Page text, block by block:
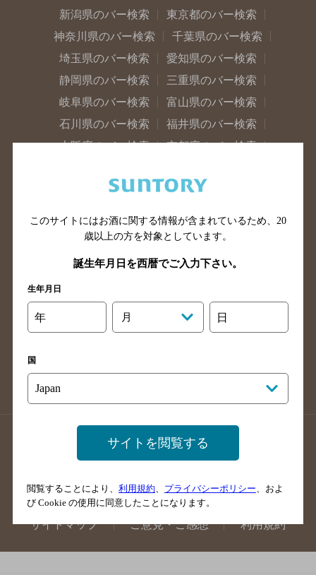
新潟県のバー検索
東京都のバー検索
神奈川県のバー検索
千葉県のバー検索
埼玉県のバー検索
愛知県のバー検索
静岡県のバー検索
三重県のバー検索
岐阜県のバー検索
富山県のバー検索
石川県のバー検索
福井県のバー検索
大阪府のバー検索
京都府のバー検索
滋賀県のバー検索
和歌山県のバー検索
山口県のバー検索
鳥取県のバー検索
島根県のバー検索
徳島県のバー検索
高知県のバー検索
福岡県のバー検索
長崎県のバー検索
佐賀県のバー検索
店舗登録方法のご案内
店舗情報更新方法のご案内
掲載店舗様ログイン
サイトマップ ご意見・ご感想 利用規約
このサイトにはお酒に関する情報が含まれているため、 20
歳以上の方を対象としています。
誕生年月日を西暦でご入力下さい。
生年月日
年 月 日
国
サイトを閲覧する
閲覧することにより、 利用規約 プライバシーポリシー 、およ
び Cookie の使用に同意したことになります。